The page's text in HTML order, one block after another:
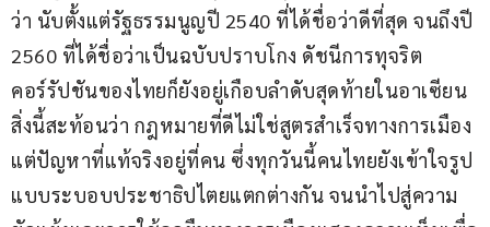
ว่า นับตั้งแต่รัฐธรรมนูญปี 2540 ที่ได้ชื่อว่าดีที่สุด จนถึงปี
2560 ที่ได้ชื่อว่าเป็นฉบับปราบโกง ดัชนีการทุจริต
คอร์รัปชันของไทยก็ยังอยู่เกือบลำดับสุดท้ายในอาเซียน
สิ่งนี้สะท้อนว่า กฎหมายที่ดีไม่ใช่สูตรสำเร็จทางการเมือง
แต่ปัญหาที่แท้จริงอยู่ที่คน ซึ่งทุกวันนี้คนไทยยังเข้าใจรูป
แบบระบอบประชาธิปไตยแตกต่างกัน จนนำไปสู่ความ